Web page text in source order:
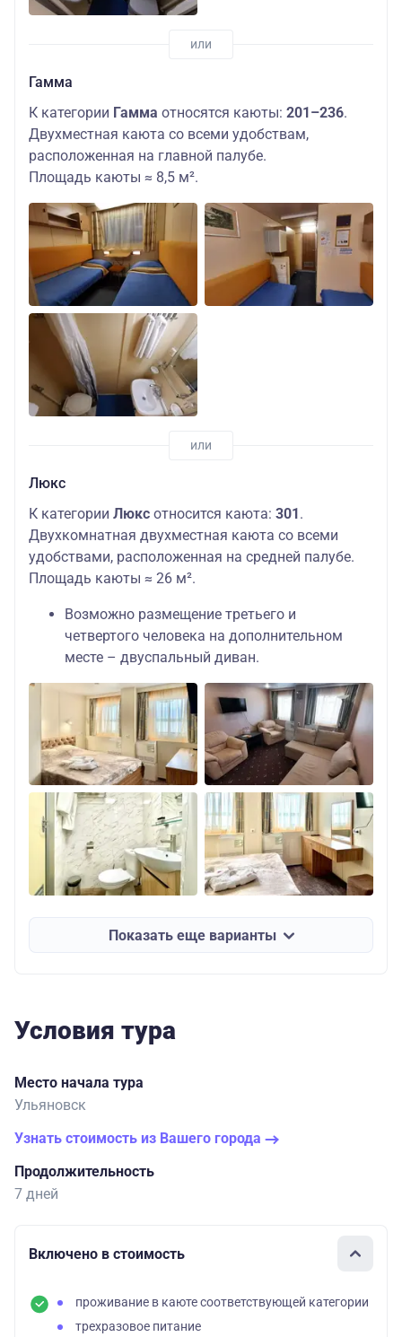
Гамма
К категории Гамма относятся каюты: 201–236.
Двухместная каюта со всеми удобствам,
расположенная на главной палубе.
Площадь каюты ≈ 8,5 м².
Люкс
К категории Люкс относится каюта: 301.
Двухкомнатная двухместная каюта со всеми
удобствами, расположенная на средней палубе.
Площадь каюты ≈ 26 м².
Возможно размещение третьего и
четвертого человека на дополнительном
месте – двуспальный диван.
Показать еще варианты
Условия тура
Место начала тура
Ульяновск
Узнать стоимость из Вашего города
Продолжительность
7 дней
Включено в стоимость
проживание в каюте соответствующей категории
трехразовое питание